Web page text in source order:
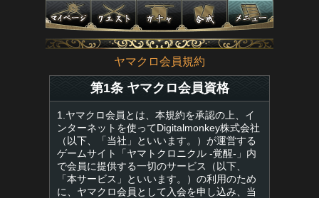
ヤマクロ会員規約
第1条 ヤマクロ会員資格
1.ヤマクロ会員とは、本規約を承認の上、イ
ンターネットを使ってDigitalmonkey株式会社
（以下、「当社」といいます。）が運営する
ゲームサイト「ヤマトクロニクル -覚醒-」内
で会員に提供する一切のサービス（以下、
「本サービス」といいます。）の利用のため
に、ヤマクロ会員として入会を申し込み、当